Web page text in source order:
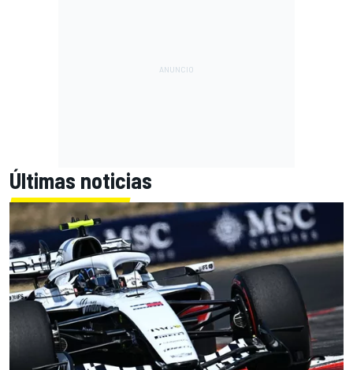
Últimas noticias